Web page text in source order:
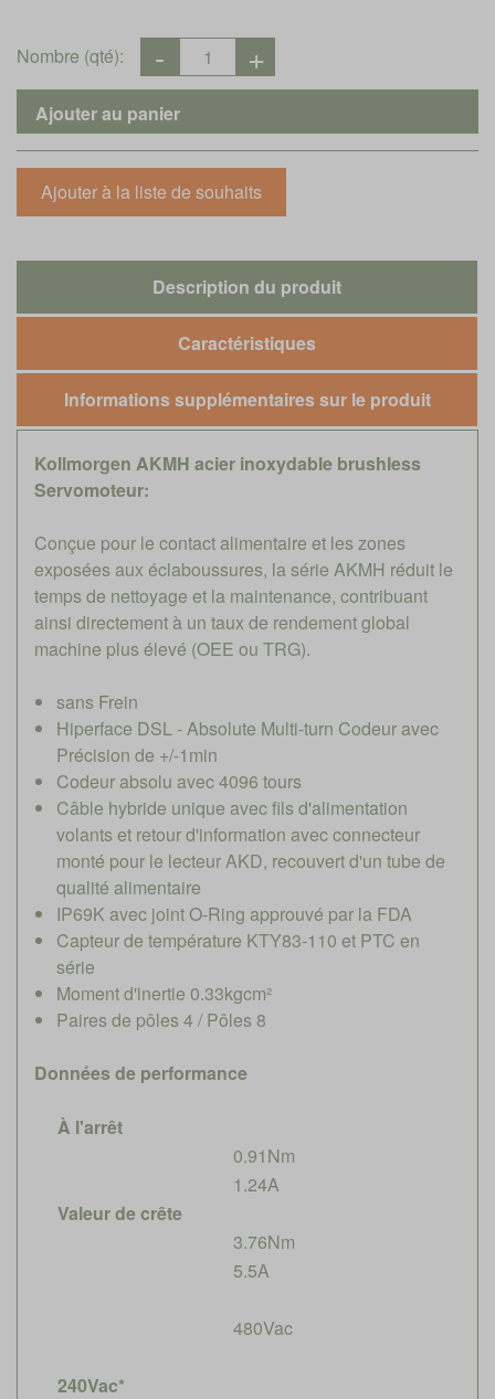
Nombre (qté):
Description du produit
Caractéristiques
Informations supplémentaires sur le produit
Kollmorgen AKMH acier inoxydable brushless
Servomoteur:
Conçue pour le contact alimentaire et les zones
exposées aux éclaboussures, la série AKMH réduit le
temps de nettoyage et la maintenance, contribuant
ainsi directement à un taux de rendement global
machine plus élevé (OEE ou TRG).
sans Frein
Hiperface DSL - Absolute Multi-turn Codeur avec
Précision de +/-1min
Codeur absolu avec 4096 tours
Câble hybride unique avec fils d'alimentation
volants et retour d'information avec connecteur
monté pour le lecteur AKD, recouvert d'un tube de
qualité alimentaire
IP69K avec joint O-Ring approuvé par la FDA
Capteur de température KTY83-110 et PTC en
série
Moment d'inertie 0.33kgcm²
Paires de pôles 4 / Pôles 8
Données de performance
À l'arrêt
0.91Nm
1.24A
Valeur de crête
3.76Nm
5.5A
480Vac
240Vac*